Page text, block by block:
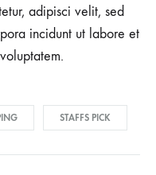
adipisci velit, sed
incidunt ut labore et
STAFFS PICK